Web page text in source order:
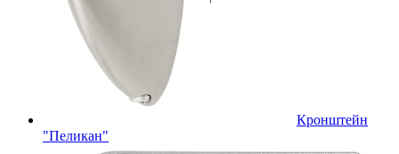
Кронштейн
"Пеликан"